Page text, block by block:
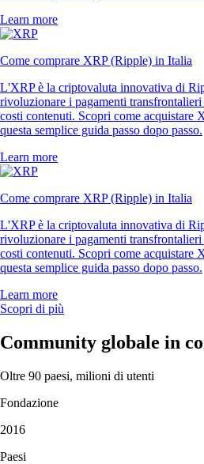
Learn more
Come comprare XRP (Ripple) in Italia
L'XRP è la criptovaluta innovativa di
rivoluzionare i pagamenti
costi contenuti. Scopri come acquistare
questa semplice guida passo dopo passo.
Learn more
Come comprare XRP (Ripple) in Italia
L'XRP è la criptovaluta innovativa di
rivoluzionare i pagamenti
costi contenuti. Scopri come acquistare
questa semplice guida passo dopo passo.
Learn more
Scopri di più
Community globale in
Oltre 90 paesi, milioni di utenti
Fondazione
2016
Paesi